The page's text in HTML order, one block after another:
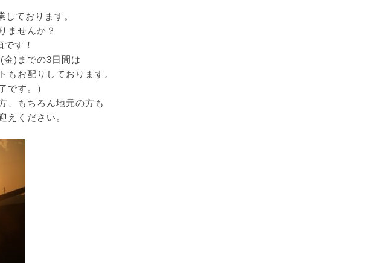
ております。
ませんか？
す！
金)までの3日間は
もお配りしております。
です。）
、もちろん地元の方も
えください。